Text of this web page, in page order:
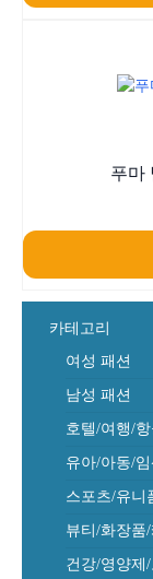
푸마
카테고리
여성 패션
남성 패션
호텔/여행/항
유아/아동/
스포츠/유니
뷰티/화장품/
건강/영양제/